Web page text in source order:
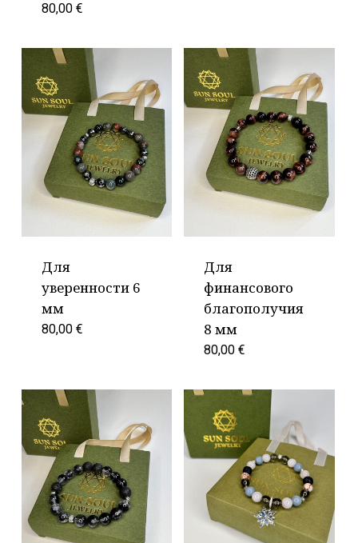
80,00 €
Для
уверенности 6
мм
80,00 €
Для
финансового
благополучия
8 мм
80,00€